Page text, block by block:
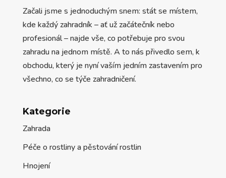
Začali jsme s jednoduchým snem: stát se místem,
kde každý zahradník – ať už začátečník nebo
profesionál – najde vše, co potřebuje pro svou
zahradu na jednom místě. A to nás přivedlo sem, k
obchodu, který je nyní vaším jedním zastavením pro
všechno, co se týče zahradničení.
Kategorie
Zahrada
Péče o rostliny a pěstování rostlin
Hnojení